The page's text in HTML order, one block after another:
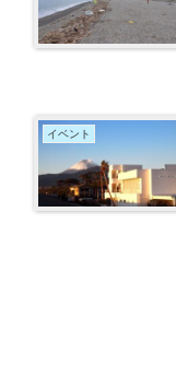
イベント